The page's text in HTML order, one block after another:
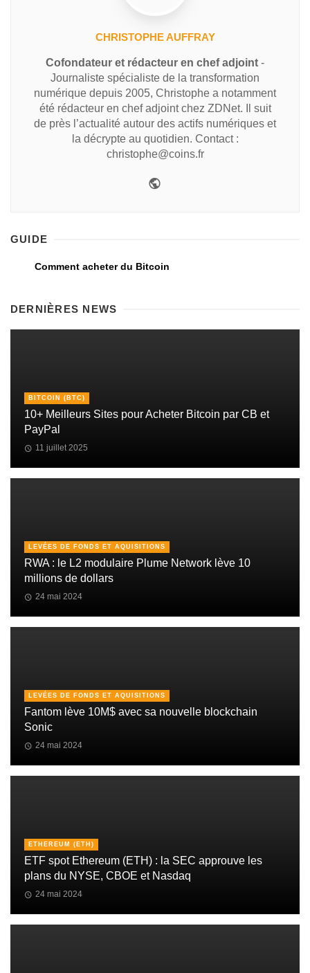
CHRISTOPHE AUFFRAY
Cofondateur et rédacteur en chef adjoint -
Journaliste spécialiste de la transformation
numérique depuis 2005, Christophe a notamment
été rédacteur en chef adjoint chez ZDNet. Il suit
de près l’actualité autour des actifs numériques et
la décrypte au quotidien. Contact :
christophe@coins.fr
GUIDE
Comment acheter du Bitcoin
DERNIÈRES NEWS
BITCOIN (BTC)
10+ Meilleurs Sites pour Acheter Bitcoin par CB et
PayPal
11 juillet 2025
LEVÉES DE FONDS ET AQUISITIONS
RWA : le L2 modulaire Plume Network lève 10
millions de dollars
24 mai 2024
LEVÉES DE FONDS ET AQUISITIONS
Fantom lève 10M$ avec sa nouvelle blockchain
Sonic
24 mai 2024
ETHEREUM (ETH)
ETF spot Ethereum (ETH) : la SEC approuve les
plans du NYSE, CBOE et Nasdaq
24 mai 2024